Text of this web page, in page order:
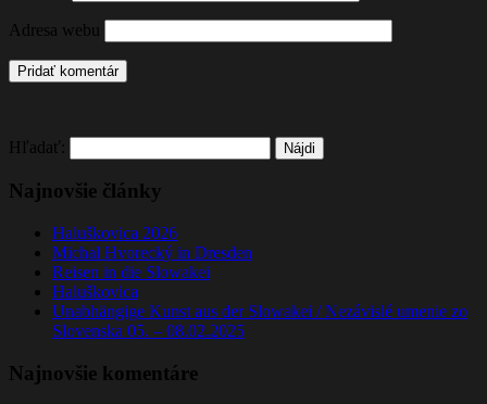
Adresa webu
Hľadať:
Najnovšie články
Haluškovica 2026
Michal Hvorecký in Dresden
Reisen in die Slowakei
Haluškovica
Unabhängige Kunst aus der Slowakei / Nezávislé umenie zo
Slovenska 05. – 08.02.2025
Najnovšie komentáre